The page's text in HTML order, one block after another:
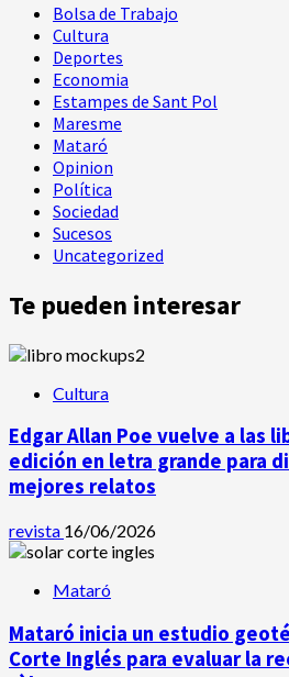
Bolsa de Trabajo
Cultura
Deportes
Economia
Estampes de Sant Pol
Maresme
Mataró
Opinion
Política
Sociedad
Sucesos
Uncategorized
Te pueden interesar
Cultura
Edgar Allan Poe vuelve a las
edición en letra grande para
mejores relatos
revista 16/06/2026
Mataró
Mataró inicia un estudio
Corte Inglés para evaluar la